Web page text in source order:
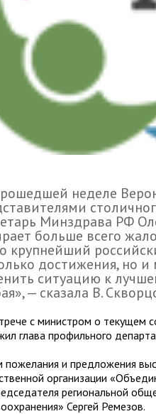
неделе
Минздрава РФ
больше всего
крупнейший
достижения, но
ситуацию к
— сказала В.
с министром о текущем
глава профильного
пожелания и предложения
организации
региональной
Сергей Ремезов.